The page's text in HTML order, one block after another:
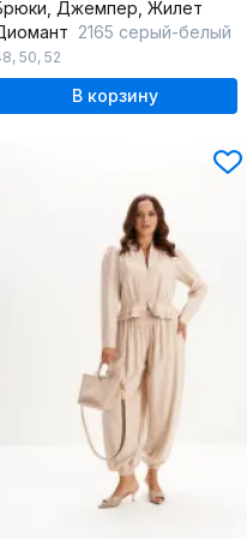
Джемпер, Жилет
2165 серый-белый
, 50, 52
В корзину